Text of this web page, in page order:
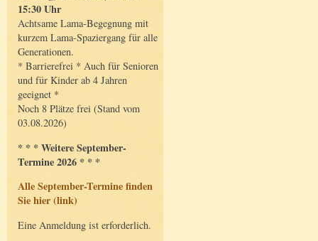
15:30 Uhr
Achtsame Lama-Begegnung mit
kurzem Lama-Spaziergang für alle
Generationen.
* Barrierefrei * Auch für Senioren
und für Kinder ab 4 Jahren
geeignet *
Noch 8 Plätze frei (Stand vom
03.08.2026)
* * * Weitere September-
Termine 2026 * * *
Alle September-Termine finden
Sie hier (link)
Eine Anmeldung ist erforderlich.